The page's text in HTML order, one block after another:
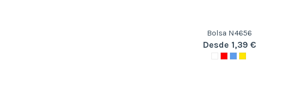
Bolsa N4656
Desde 1,39 €